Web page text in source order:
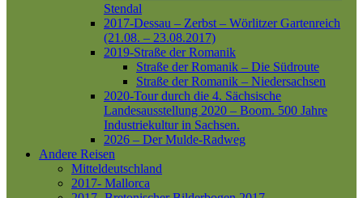
Stendal
2017-Dessau – Zerbst – Wörlitzer Gartenreich
(21.08. – 23.08.2017)
2019-Straße der Romanik
Straße der Romanik – Die Südroute
Straße der Romanik – Niedersachsen
2020-Tour durch die 4. Sächsische
Landesausstellung 2020 – Boom. 500 Jahre
Industriekultur in Sachsen.
2026 – Der Mulde-Radweg
Andere Reisen
Mitteldeutschland
2017- Mallorca